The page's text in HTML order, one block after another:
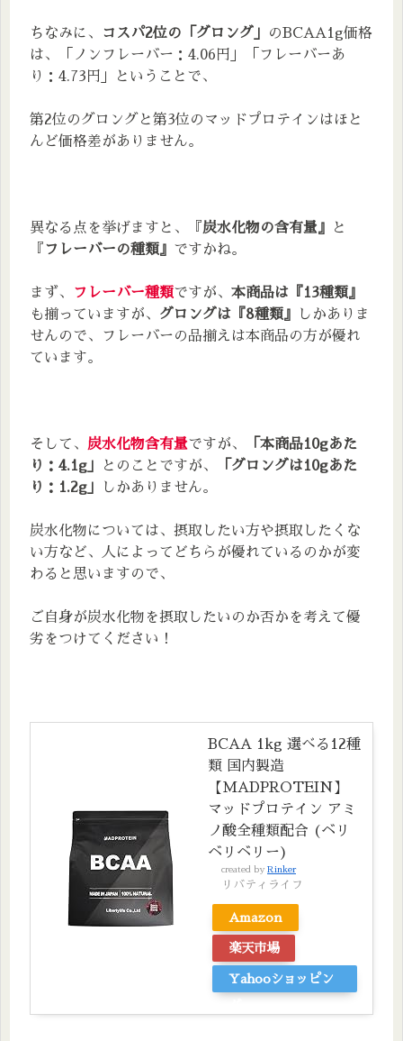
ラムネ味
ジンジャーエール味
セックスオンザビーチ味
シャインマスカット味
ピーチマンゴー味
プレーン味(ノンフレーバー)
ちなみに、 コスパ2位の「グロング」
のBCAA1g価格
は、「ノンフレーバー：4.06円」「フレーバーあ
り：4.73円」ということで、
第2位のグロングと第3位のマッドプロテインはほと
んど価格差がありません。
異なる点を挙げますと、『 炭水化物の含有量』
と
『 フレーバーの種類』 ですかね。
まず、 フレーバー種類ですが、 本商品は『13種類』
も揃っていますが、 グロングは『8種類』
しかありま
せんので、フレーバーの品揃えは本商品の方が優れ
ています。
そして、 炭水化物含有量ですが、
「本商品10gあた
り：4.1g」
とのことですが、
「グロングは10gあた
り：1.2g」
しかありません。
炭水化物については、摂取したい方や摂取したくな
い方など、人によってどちらが優れているのかが変
わると思いますので、
ご自身が炭水化物を摂取したいのか否かを考えて優
劣をつけてください！
BCAA 1kg 選べる12種
類 国内製造
【MADPROTEIN】
マッドプロテイン アミ
ノ酸全種類配合 (ベリ
ベリベリー)
created by Rinker
リバティライフ
Amazon
楽天市場
Yahooショッピン